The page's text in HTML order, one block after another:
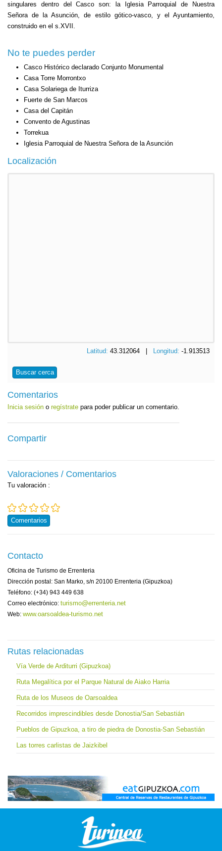
singulares dentro del Casco son: la Iglesia Parroquial de Nuestra
Señora de la Asunción, de estilo gótico-vasco, y el Ayuntamiento,
construido en el s.XVII.
No te puedes perder
Casco Histórico declarado Conjunto Monumental
Casa Torre Morrontxo
Casa Solariega de Iturriza
Fuerte de San Marcos
Casa del Capitán
Convento de Agustinas
Torrekua
Iglesia Parroquial de Nuestra Señora de la Asunción
Localización
Latitud: 43.312064 | Longitud: -1.913513
Buscar cerca
Comentarios
Inicia sesión o regístrate para poder publicar un comentario.
Compartir
Valoraciones / Comentarios
Tu valoración :
Comentarios
Contacto
Oficina de Turismo de Errenteria
Dirección postal: San Marko, s/n 20100 Errenteria (Gipuzkoa)
Teléfono: (+34) 943 449 638
Correo electrónico: turismo@errenteria.net
Web: www.oarsoaldea-turismo.net
Rutas relacionadas
Vía Verde de Arditurri (Gipuzkoa)
Ruta Megalítica por el Parque Natural de Aiako Harria
Ruta de los Museos de Oarsoaldea
Recorridos imprescindibles desde Donostia/San Sebastián
Pueblos de Gipuzkoa, a tiro de piedra de Donostia-San Sebastián
Las torres carlistas de Jaizkibel